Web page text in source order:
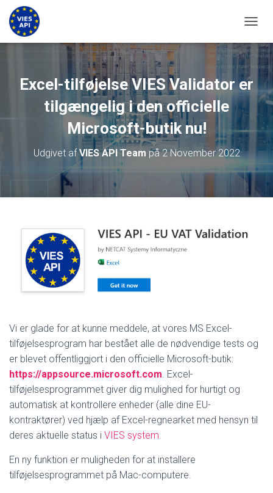
Excel-tilføjelse VIES Validator er
tilgængelig i den officielle
Microsoft-butik nu!
Udgivet afVIES API Team på2 November 2022
Vi er glade for at kunne meddele, at vores MS Excel-
tilføjelsesprogram har bestået alle de nødvendige tests og
er blevet offentliggjort i den officielle Microsoft-butik:
https://appsource.microsoft.com. Excel-
tilføjelsesprogrammet giver dig mulighed for hurtigt og
automatisk at kontrollere enheder (alle dine EU-
kontraktører) ved hjælp af Excel-regnearket med hensyn til
deres aktuelle status i VIES system.
En ny funktion er muligheden for at installere
tilføjelsesprogrammet på Mac-computere.